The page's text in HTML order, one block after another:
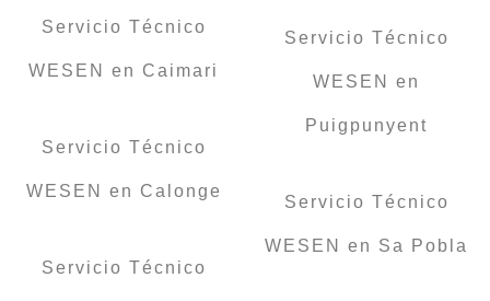
Servicio Técnico
WESEN en Caimari
Servicio Técnico
WESEN en Calonge
Servicio Técnico
Servicio Técnico
WESEN en
Puigpunyent
Servicio Técnico
WESEN en Sa Pobla